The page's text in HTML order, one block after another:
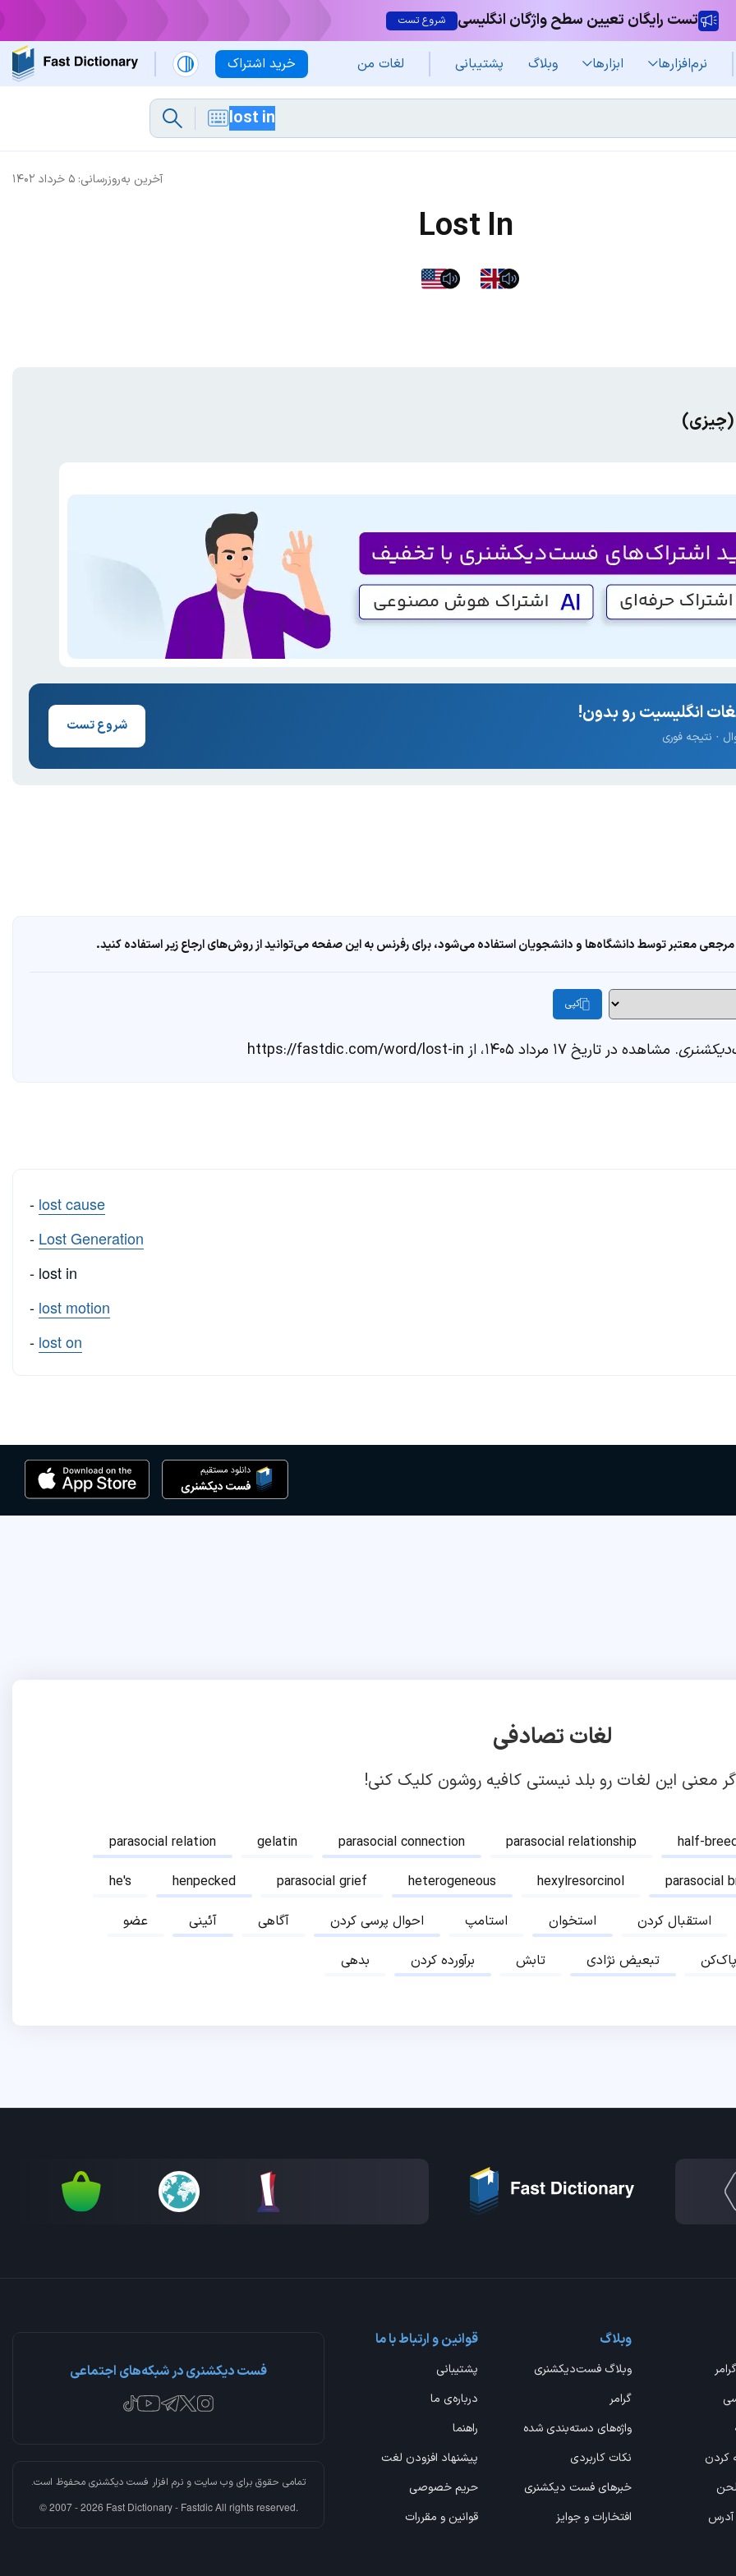
تست رایگان تعیین سطح واژگان انگلیسی شروع تست
خرید اشتراک نرم‌افزار‌ها ابزارها وبلاگ پشتیبانی لغات من
آخرین به‌روزرسانی: ۵ خرداد ۱۴۰۲
Lost In
انگلیسیت رو بدون!
شروع تست
معتبر توسط دانشگاه‌ها و دانشجویان استفاده می‌شود، برای رفرنس به این صفحه می‌توانید از روش‌های ارجاع زیر استفاده کنید.
کپی
. مشاهده در تاریخ ۱۷ مرداد ۱۴۰۵، از https://fastdic.com/word/lost-in
- lost cause
- Lost Generation
- lost in
- lost motion
- lost on
لغات تصادفی
معنی این لغات رو بلد نیستی کافیه روشون کلیک کنی!
parasocial relation gelatin parasocial connection parasocial relationship
half-
he's
henpecked parasocial grief heterogeneous hexylresorcinol
parasocial
عضو
آئینی آگاهی احوال پرسی کردن استامپ استخوان
استقبال کردن
بدهی
برآورده کردن تابش تبعیض نژادی
کردن
لحن
آدرس
وبلاگ
وبلاگ فست‌دیکشنری
گرامر
واژه‌های دسته‌بندی شده
نکات کاربردی
خبرهای فست دیکشنری
افتخارات و جوایز
قوانین و ارتباط با ما
پشتیبانی
درباره‌ی ما
راهنما
پیشنهاد افزودن لغت
حریم خصوصی
قوانین و مقررات
فست دیکشنری در شبکه‌های اجتماعی
تمامی حقوق برای وب سایت و نرم افزار فست دیکشنریمحفوظ است.
© 2007 - 2026 Fast Dictionary - Fastdic All rights reserved.